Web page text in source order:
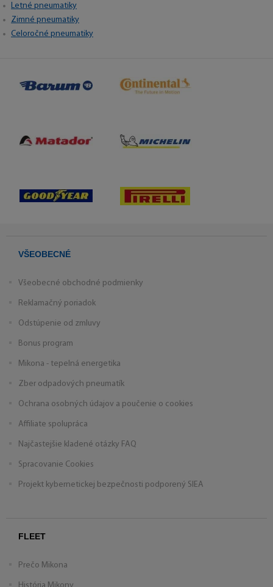
Letné pneumatiky
Zimné pneumatiky
Celoročné pneumatiky
VŠEOBECNÉ
Všeobecné obchodné podmienky
Reklamačný poriadok
Odstúpenie od zmluvy
Bonus program
Mikona - tepelná energetika
Zber odpadových pneumatík
Ochrana osobných údajov a poučenie o cookies
Affiliate spolupráca
Najčastejšie kladené otázky FAQ
Spracovanie Cookies
Projekt kybernetickej bezpečnosti podporený SIEA
FLEET
Prečo Mikona